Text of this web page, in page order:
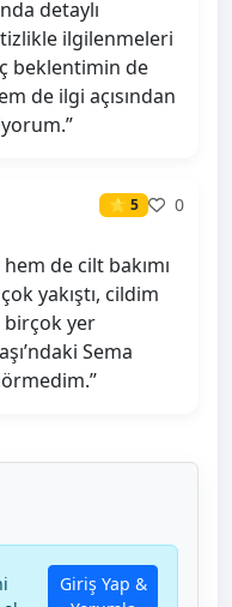
detaylı
ilgilenmeleri
beklentimin de
de ilgi açısından
⭐ 5
0
de cilt bakımı
yakıştı, cildim
birçok yer
Sema
Giriş Yap &